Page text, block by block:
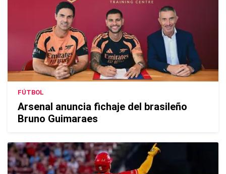
FÚTBOL
Arsenal anuncia fichaje del brasileño
Bruno Guimaraes